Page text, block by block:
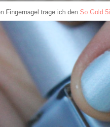
Fingernagel trage ich den So Gold